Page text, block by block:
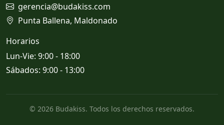
gerencia@budakiss.com
Punta Ballena, Maldonado
Horarios
Lun-Vie: 9:00 - 18:00
Sábados: 9:00 - 13:00
© 2026 Budakiss. Todos los derechos reservados.